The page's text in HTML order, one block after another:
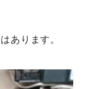
あります。